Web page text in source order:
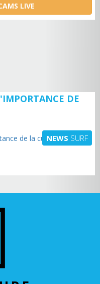
LIVE
DE
NEWS SURF